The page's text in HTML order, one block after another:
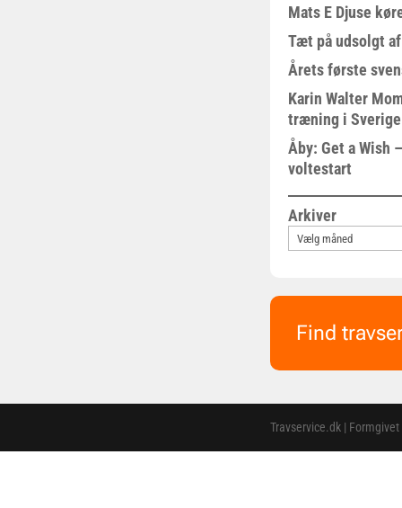
Mats E Djuse
Tæt på udsolgt
Årets første
Karin Walter
træning i Sverige
Åby: Get a Wish
voltestart
Arkiver
Find
Travservice.dk |